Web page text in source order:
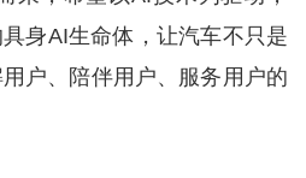
身AI生命体，让汽车不只是
户、陪伴用户、服务用户的